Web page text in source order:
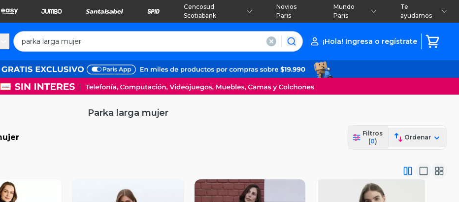
Cencosud
Scotiabank
Novios
Paris
Mundo
Paris
Te
ayudamos
¡Hola! Ingresa o regístrate
Parka larga mujer
Filtros
(0)
Ordenar